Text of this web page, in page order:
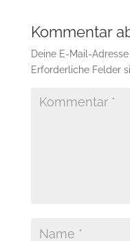
Kommentar
Deine E-Mail-
Erforderliche Felder